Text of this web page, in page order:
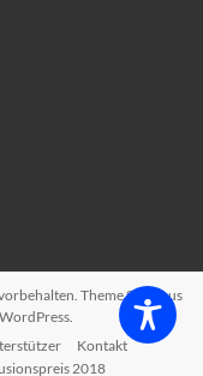
ThemeSpacious
WordPress.
Kontakt
2018